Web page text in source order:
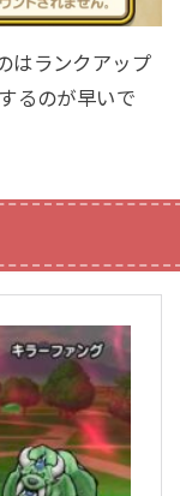
はランクアップ
るのが早いで